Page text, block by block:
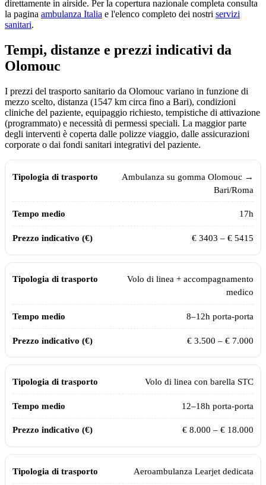
direttamente in airside. Per la copertura nazionale completa consulta
la pagina ambulanza Italia e l'elenco completo dei nostri servizi
sanitari.
Tempi, distanze e prezzi indicativi da
Olomouc
I prezzi del trasporto sanitario da Olomouc variano in funzione di
mezzo scelto, distanza (1547 km circa fino a Bari), condizioni
cliniche del paziente, equipaggio richiesto, tempistiche di attivazione
(programmato) e necessità di permessi speciali. La maggior parte
degli interventi è coperta dalle polizze viaggio, dalle assicurazioni
corporate o dai fondi sanitari integrativi del paziente.
Tempi, distanze e prezzi indicativi per il trasporto sanitario da
Tipologia di trasporto
Ambulanza su gomma Olomouc →
Bari/Roma
17h
€ 3403 – € 5415
Volo di linea + accompagnamento
medico
8–12h porta-porta
€ 3.500 – € 7.000
Volo di linea con barella STC
12–18h porta-porta
€ 8.000 – € 18.000
Aeroambulanza Learjet dedicata